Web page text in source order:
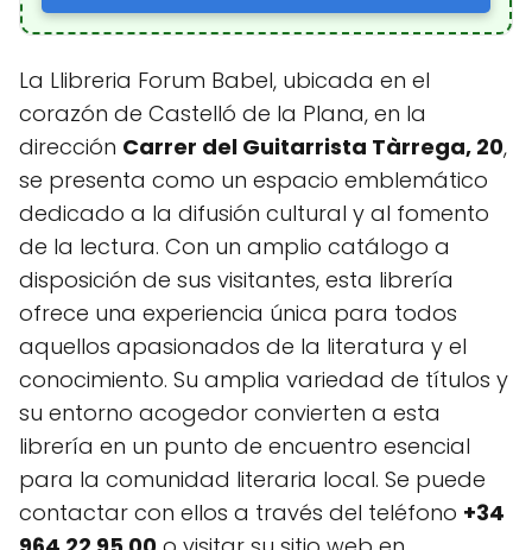
La Llibreria Forum Babel, ubicada en el
corazón de Castelló de la Plana, en la
dirección Carrer del Guitarrista Tàrrega, 20,
se presenta como un espacio emblemático
dedicado a la difusión cultural y al fomento
de la lectura. Con un amplio catálogo a
disposición de sus visitantes, esta librería
ofrece una experiencia única para todos
aquellos apasionados de la literatura y el
conocimiento. Su amplia variedad de títulos y
su entorno acogedor convierten a esta
librería en un punto de encuentro esencial
para la comunidad literaria local. Se puede
contactar con ellos a través del teléfono +34